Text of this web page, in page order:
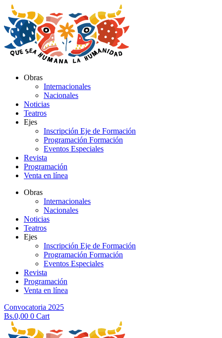
al
contenido
Obras
Internacionales
Nacionales
Noticias
Teatros
Ejes
Inscripción Eje de Formación
Programación Formación
Eventos Especiales
Revista
Programación
Venta en línea
Obras
Internacionales
Nacionales
Noticias
Teatros
Ejes
Inscripción Eje de Formación
Programación Formación
Eventos Especiales
Revista
Programación
Venta en línea
Convocatoria 2025
Bs.0,00 0 Cart